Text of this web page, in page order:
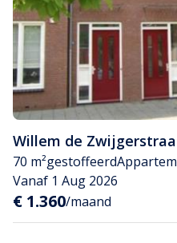
Willem de
70 m²gestoffeerd
Vanaf 1 Aug 2026
€ 1.360/maand